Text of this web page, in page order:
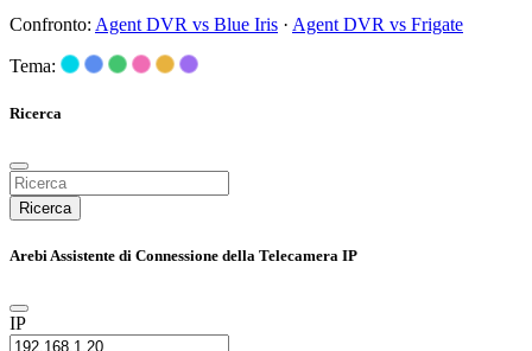
Confronto: Agent DVR vs Blue Iris · Agent DVR vs Frigate
Tema:
Ricerca
Ricerca
Arebi Assistente di Connessione della Telecamera IP
IP